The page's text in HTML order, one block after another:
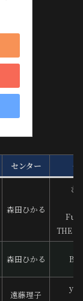
センター 作
森田ひかる
さ
THE
森田ひかる
遠藤理子